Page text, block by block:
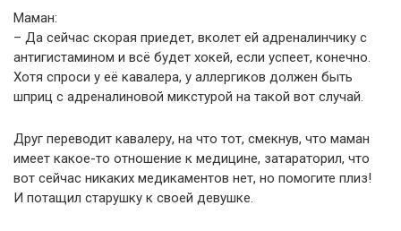
Маман:
– Да сейчас скорая приедет, вколет ей адреналинчику с
антигистамином и всё будет хокей, если успеет, конечно.
Хотя спроси у её кавалера, у аллергиков должен быть
шприц с адреналиновой микстурой на такой вот случай.
Друг переводит кавалеру, на что тот, смекнув, что маман
имеет какое-то отношение к медицине, затараторил, что
вот сейчас никаких медикаментов нет, но помогите плиз!
И потащил старушку к своей девушке.